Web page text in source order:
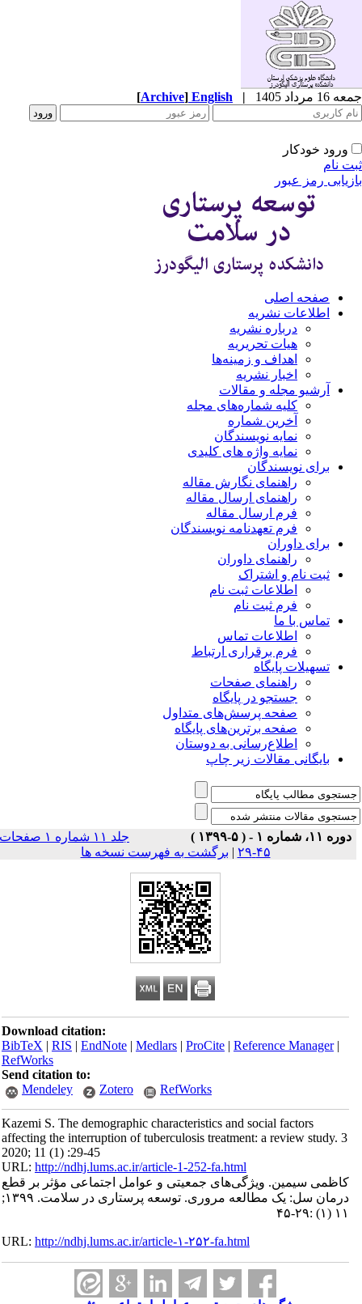
مرداد 1405 |
English
[Archive]
ورود خودکار
نام
رمز عبور
صفحه اصلی
اطلاعات نشریه
درباره نشریه
هیات تحریریه
اهداف و زمینه‌ها
اخبار نشریه
آرشیو مجله و مقالات
کلیه شماره‌های مجله
آخرین شماره
نمایه نویسندگان
نمایه واژه های کلیدی
برای نویسندگان
راهنمای نگارش مقاله
راهنمای ارسال مقاله
فرم ارسال مقاله
فرم تعهدنامه نویسندگان
برای داوران
راهنمای داوران
ثبت نام و اشتراک
اطلاعات ثبت نام
فرم ثبت نام
تماس با ما
اطلاعات تماس
فرم برقراری ارتباط
تسهیلات پایگاه
راهنمای صفحات
جستجو در پایگاه
صفحه پرسش‌های متداول
صفحه برترین‌های پایگاه
اطلاع‌رسانی به دوستان
بایگانی مقالات زیر چاپ
دوره ۱۱، شماره ۱ - ( ۵-۱۳۹۹ )
جلد ۱۱ شماره ۱ صفحات
۴۵-۲۹
|برگشت به فهرست نسخه ها
Download citation:
BibTeX|RIS|EndNote|Medlars|ProCite|Reference Manager
RefWorks
Send citation to:
Mendeley
Zotero RefWorks
Kazemi S. The demographic characteristics and social factors
affecting the interruption of tuberculosis treatment: a review study. 3
2020; 11 (1) :29-45
URL:http://ndhj.lums.ac.ir/article-1-252-fa.html
کاظمی سیمین. ویژگی‌های جمعیتی و عوامل اجتماعی مؤثر بر قطع
درمان سل: یک مطالعه مروری. توسعه پرستاری در سلامت. ۱۳۹۹;
۱۱ (۱) :۲۹-۴۵
URL:http://ndhj.lums.ac.ir/article-۱-۲۵۲-fa.html